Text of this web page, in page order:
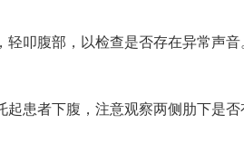
叩腹部，以检查是否存在异常声音
患者下腹，注意观察两侧肋下是否